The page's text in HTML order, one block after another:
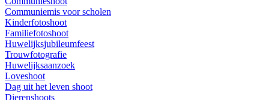
Communiemis voor scholen
Kinderfotoshoot
Familiefotoshoot
Huwelijksjubileumfeest
Trouwfotografie
Huwelijksaanzoek
Loveshoot
Dag uit het leven shoot
Dierenshoots